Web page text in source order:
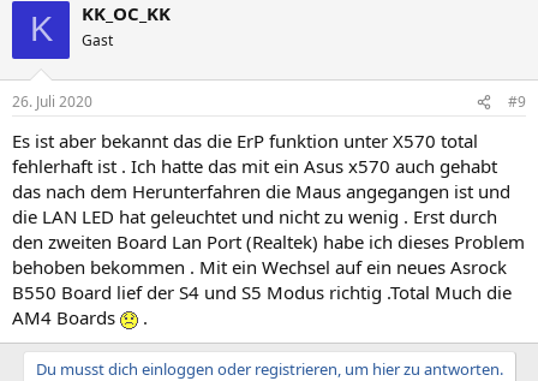
K KK_OC_KK
Gast
26. Juli 2020 #9
Es ist aber bekannt das die ErP funktion unter X570 total
fehlerhaft ist . Ich hatte das mit ein Asus x570 auch gehabt
das nach dem Herunterfahren die Maus angegangen ist und
die LAN LED hat geleuchtet und nicht zu wenig . Erst durch
den zweiten Board Lan Port (Realtek) habe ich dieses Problem
behoben bekommen . Mit ein Wechsel auf ein neues Asrock
B550 Board lief der S4 und S5 Modus richtig .Total Much die
AM4 Boards
.
Du musst dich einloggen oder registrieren, um hier zu antworten.